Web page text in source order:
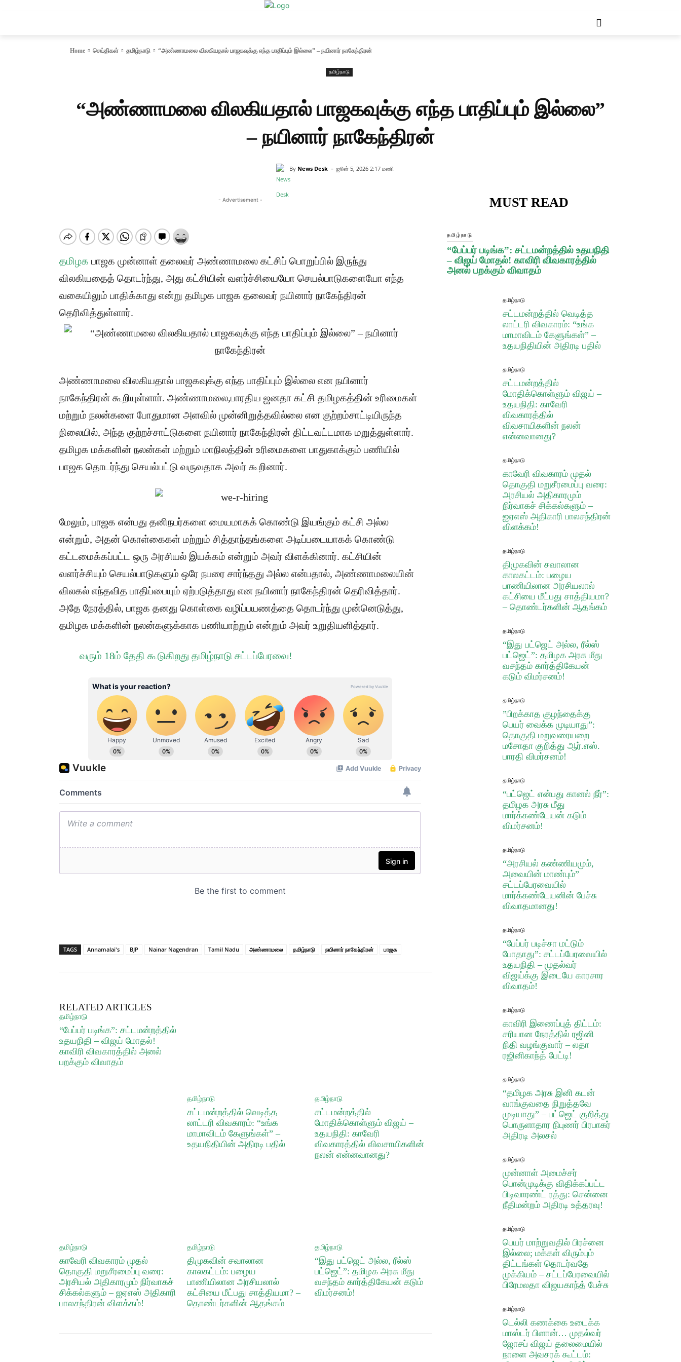
Home செய்திகள் தமிழ்நாடு “அண்ணாமலை விலகியதால் பாஜகவுக்கு எந்த பாதிப்பும் இல்லை” – நயினார் நாகேந்திரன்
தமிழ்நாடு
“அண்ணாமலை விலகியதால் பாஜகவுக்கு எந்த பாதிப்பும் இல்லை”
– நயினார் நாகேந்திரன்
By News Desk - ஜூன் 5, 2026 2:17 மணி
- Advertisement -
தமிழக பாஜக முன்னாள் தலைவர் அண்ணாமலை கட்சிப் பொறுப்பில் இருந்து
விலகியதைத் தொடர்ந்து, அது கட்சியின் வளர்ச்சியையோ செயல்பாடுகளையோ எந்த
வகையிலும் பாதிக்காது என்று தமிழக பாஜக தலைவர் நயினார் நாகேந்திரன்
தெரிவித்துள்ளார்.
அண்ணாமலை விலகியதால் பாஜகவுக்கு எந்த பாதிப்பும் இல்லை என நயினார்
நாகேந்திரன் கூறியுள்ளாா். அண்ணாமலை,பாரதிய ஜனதா கட்சி தமிழகத்தின் உரிமைகள்
மற்றும் நலன்களை போதுமான அளவில் முன்னிறுத்தவில்லை என குற்றம்சாட்டியிருந்த
நிலையில், அந்த குற்றச்சாட்டுகளை நயினார் நாகேந்திரன் திட்டவட்டமாக மறுத்துள்ளார்.
தமிழக மக்களின் நலன்கள் மற்றும் மாநிலத்தின் உரிமைகளை பாதுகாக்கும் பணியில்
பாஜக தொடர்ந்து செயல்பட்டு வருவதாக அவர் கூறினார்.
மேலும், பாஜக என்பது தனிநபர்களை மையமாகக் கொண்டு இயங்கும் கட்சி அல்ல
என்றும், அதன் கொள்கைகள் மற்றும் சித்தாந்தங்களை அடிப்படையாகக் கொண்டு
கட்டமைக்கப்பட்ட ஒரு அரசியல் இயக்கம் என்றும் அவர் விளக்கினார். கட்சியின்
வளர்ச்சியும் செயல்பாடுகளும் ஒரே நபரை சார்ந்தது அல்ல என்பதால், அண்ணாமலையின்
விலகல் எந்தவித பாதிப்பையும் ஏற்படுத்தாது என நயினார் நாகேந்திரன் தெரிவித்தார்.
அதே நேரத்தில், பாஜக தனது கொள்கை வழிப்பயணத்தை தொடர்ந்து முன்னெடுத்து,
தமிழக மக்களின் நலன்களுக்காக பணியாற்றும் என்றும் அவர் உறுதியளித்தார்.
வரும் 18ம் தேதி கூடுகிறது தமிழ்நாடு சட்டப்பேரவை!
TAGS Annamalai's BJP Nainar Nagendran Tamil Nadu அண்ணாமலை தமிழ்நாடு நயினார் நாகேந்திரன் பாஜக
RELATED ARTICLES
தமிழ்நாடு
“பேப்பர் படிங்க”: சட்டமன்றத்தில்
உதயநிதி – விஜய் மோதல்!
காவிரி விவகாரத்தில் அனல்
பறக்கும் விவாதம்
தமிழ்நாடு
சட்டமன்றத்தில் வெடித்த
லாட்டரி விவகாரம்: “உங்க
மாமாவிடம் கேளுங்கள்” –
உதயநிதியின் அதிரடி பதில்
தமிழ்நாடு
சட்டமன்றத்தில்
மோதிக்கொள்ளும் விஜய் –
உதயநிதி: காவேரி
விவகாரத்தில் விவசாயிகளின்
நலன் என்னவானது?
தமிழ்நாடு
​காவேரி விவகாரம் முதல்
தொகுதி மறுசீரமைப்பு வரை:
அரசியல் அதிகாரமும் நிர்வாகச்
சிக்கல்களும் – ஐஏஎஸ் அதிகாரி
பாலசந்திரன் விளக்கம்!
தமிழ்நாடு
திமுகவின் சவாலான
காலகட்டம்: பழைய
பாணியிலான அரசியலால்
கட்சியை மீட்பது சாத்தியமா? –
தொண்டர்களின் ஆதங்கம்
தமிழ்நாடு
“இது பட்ஜெட் அல்ல, ரீல்ஸ்
பட்ஜெட்”: தமிழக அரசு மீது
வசந்தம் கார்த்திகேயன் கடும்
விமர்சனம்!
MUST READ
தமிழ்நாடு
“பேப்பர் படிங்க”: சட்டமன்றத்தில் உதயநிதி
– விஜய் மோதல்! காவிரி விவகாரத்தில்
அனல் பறக்கும் விவாதம்
தமிழ்நாடு
சட்டமன்றத்தில் வெடித்த
லாட்டரி விவகாரம்: “உங்க
மாமாவிடம் கேளுங்கள்” –
உதயநிதியின் அதிரடி பதில்
தமிழ்நாடு
சட்டமன்றத்தில்
மோதிக்கொள்ளும் விஜய் –
உதயநிதி: காவேரி
விவகாரத்தில்
விவசாயிகளின் நலன்
என்னவானது?
தமிழ்நாடு
​காவேரி விவகாரம் முதல்
தொகுதி மறுசீரமைப்பு வரை:
அரசியல் அதிகாரமும்
நிர்வாகச் சிக்கல்களும் –
ஐஏஎஸ் அதிகாரி பாலசந்திரன்
விளக்கம்!
தமிழ்நாடு
திமுகவின் சவாலான
காலகட்டம்: பழைய
பாணியிலான அரசியலால்
கட்சியை மீட்பது சாத்தியமா?
– தொண்டர்களின் ஆதங்கம்
தமிழ்நாடு
“இது பட்ஜெட் அல்ல, ரீல்ஸ்
பட்ஜெட்”: தமிழக அரசு மீது
வசந்தம் கார்த்திகேயன்
கடும் விமர்சனம்!
தமிழ்நாடு
​”பிறக்காத குழந்தைக்கு
பெயர் வைக்க முடியாது”:
தொகுதி மறுவரையறை
மசோதா குறித்து ஆர்.எஸ்.
பாரதி விமர்சனம்!
தமிழ்நாடு
“பட்ஜெட் என்பது கானல் நீர்”:
தமிழக அரசு மீது
மார்க்கண்டேயன் கடும்
விமர்சனம்!
தமிழ்நாடு
“அரசியல் கண்ணியமும்,
அவையின் மாண்பும்”
சட்டப்பேரவையில்
மார்க்கண்டேயனின் பேச்சு
விவாதமானது!
தமிழ்நாடு
“பேப்பர் படிச்சா மட்டும்
போதாது”: சட்டப்பேரவையில்
உதயநிதி – முதல்வர்
விஜய்க்கு இடையே காரசார
விவாதம்!
தமிழ்நாடு
காவிரி இணைப்புத் திட்டம்:
சரியான நேரத்தில் ரஜினி
நிதி வழங்குவார் – லதா
ரஜினிகாந்த் பேட்டி!
தமிழ்நாடு
“தமிழக அரசு இனி கடன்
வாங்குவதை நிறுத்தவே
முடியாது” – பட்ஜெட் குறித்து
பொருளாதார நிபுணர் பிரபாகர்
அதிரடி அலசல்
தமிழ்நாடு
முன்னாள் அமைச்சர்
பொன்முடிக்கு விதிக்கப்பட்ட
பிடிவாரண்ட் ரத்து: சென்னை
நீதிமன்றம் அதிரடி உத்தரவு!
தமிழ்நாடு
பெயர் மாற்றுவதில் பிரச்னை
இல்லை; மக்கள் விரும்பும்
திட்டங்கள் தொடர்வதே
முக்கியம் – சட்டப்பேரவையில்
பிரேமலதா விஜயகாந்த் பேச்சு
தமிழ்நாடு
டெல்லி கணக்கை உடைக்க
மாஸ்டர் பிளான்… முதல்வர்
ஜோசப் விஜய் தலைமையில்
நாளை அவசரக் கூட்டம்: